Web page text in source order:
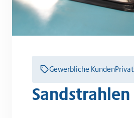
Gewerbliche Kunden
Sandstrahlen